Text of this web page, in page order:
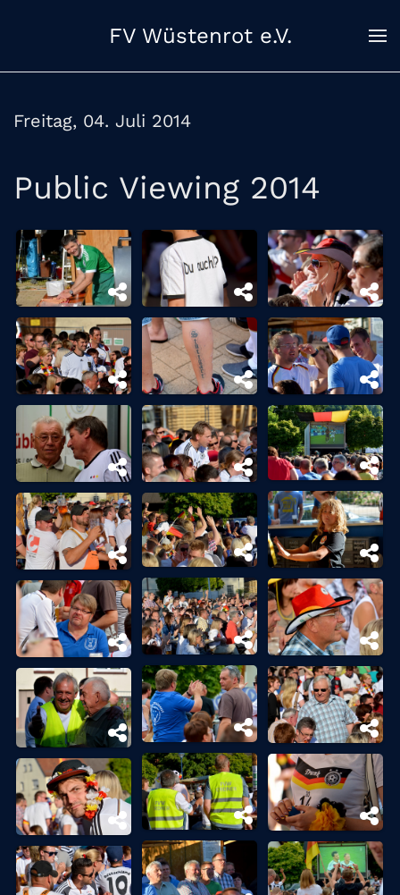
FV Wüstenrot e.V.
Freitag, 04. Juli 2014
Public Viewing 2014